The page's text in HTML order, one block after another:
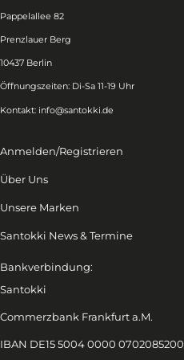
Pappelallee 82
Prenzlauer Berg
10437 Berlin
Öffnungszeiten: Di-Sa 11-19 Uhr
Kontakt: info@santokki.de
Anmelden/Registrieren
Über Uns
Unsere Marken
Santokki News & Termine
Bankverbindung:
Santokki
Commerzbank Frankfurt a.M.
IBAN DE15 5004 0000 0702085200